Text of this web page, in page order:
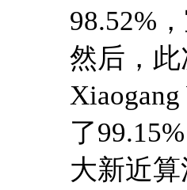
98.52%
然后，此
了
大新近